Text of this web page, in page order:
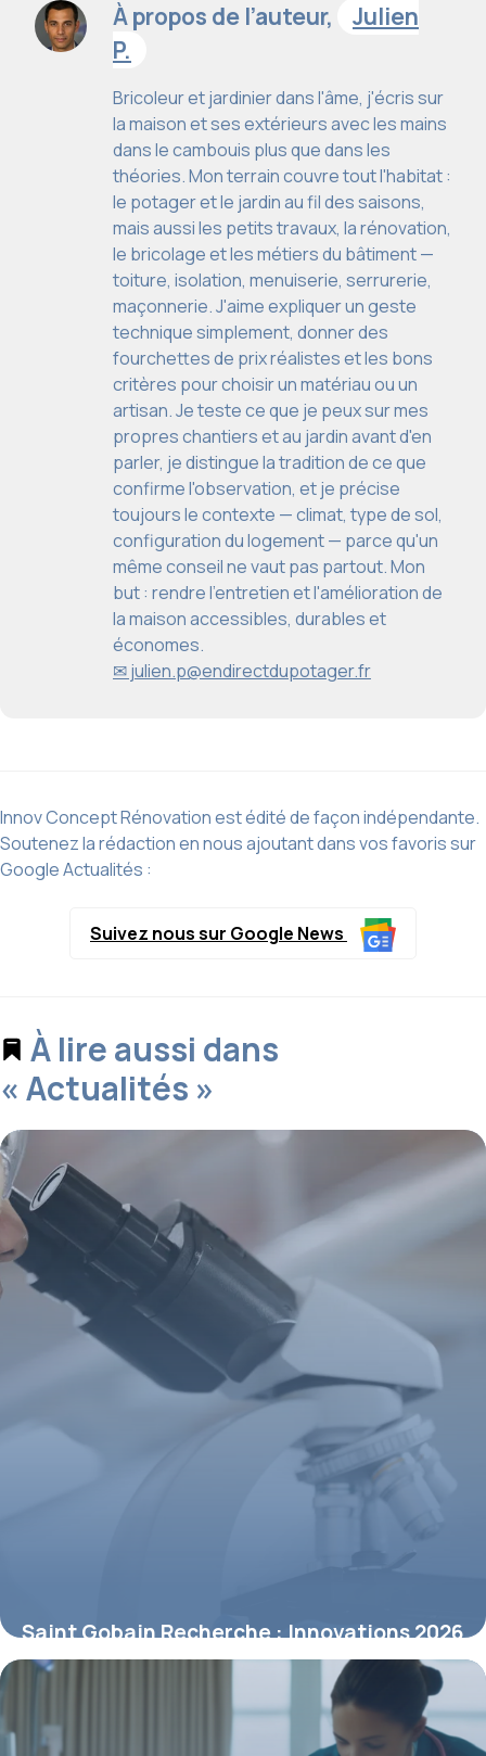
À propos de l’auteur,
Julien
P.
Bricoleur et jardinier dans l'âme, j'écris sur
la maison et ses extérieurs avec les mains
dans le cambouis plus que dans les
théories. Mon terrain couvre tout l'habitat :
le potager et le jardin au fil des saisons,
mais aussi les petits travaux, la rénovation,
le bricolage et les métiers du bâtiment —
toiture, isolation, menuiserie, serrurerie,
maçonnerie. J'aime expliquer un geste
technique simplement, donner des
fourchettes de prix réalistes et les bons
critères pour choisir un matériau ou un
artisan. Je teste ce que je peux sur mes
propres chantiers et au jardin avant d'en
parler, je distingue la tradition de ce que
confirme l'observation, et je précise
toujours le contexte — climat, type de sol,
configuration du logement — parce qu'un
même conseil ne vaut pas partout. Mon
but : rendre l'entretien et l'amélioration de
la maison accessibles, durables et
économes.
✉ julien.p@endirectdupotager.fr
Innov Concept Rénovation est édité de façon indépendante.
Soutenez la rédaction en nous ajoutant dans vos favoris sur
Google Actualités :
Suivez nous sur Google News
À lire aussi dans
« Actualités »
Saint Gobain Recherche : Innovations 2026
10 mai 2026